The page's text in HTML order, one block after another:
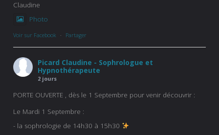
Claudine
Photo
Voir sur Facebook · Partager
Picard Claudine - Sophrologue et
Hypnothérapeute
2 jours
PORTE OUVERTE , dès le 1 Septembre pour venir découvrir :
Le Mardi 1 Septembre :
- la sophrologie de 14h30 à 15h30